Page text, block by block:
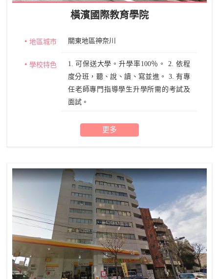
橫濱國際教育學院
地區城市 關東地區神奈川
學校特色
1. 可保送大學。升學率100％。 2. 依程
度分班，聽、說、讀、寫並進。 3. 有專
任老師專門指導學生升學所需的考試及
面試。
更多